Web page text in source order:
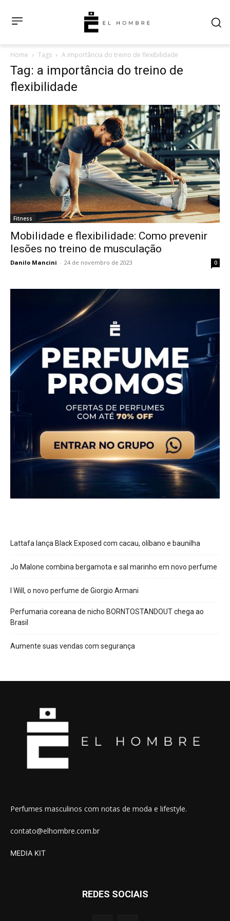
Home Tags A importância do treino de flexibilidade
Tag: a importância do treino de
flexibilidade
Fitness
Mobilidade e flexibilidade: Como prevenir
lesões no treino de musculação
Danilo Mancini - 24 de novembro de 2023 0
Lattafa lança Black Exposed com cacau, olíbano e baunilha
Jo Malone combina bergamota e sal marinho em novo perfume
I Will, o novo perfume de Giorgio Armani
Perfumaria coreana de nicho BORNTOSTANDOUT chega ao
Brasil
Aumente suas vendas com segurança
Perfumes masculinos com notas de moda e lifestyle.
contato@elhombre.com.br
MEDIA KIT
REDES SOCIAIS